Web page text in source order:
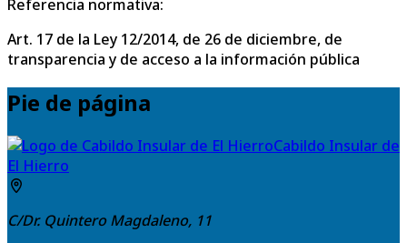
Referencia normativa:
Art. 17 de la Ley 12/2014, de 26 de diciembre, de
transparencia y de acceso a la información pública
Pie de página
Cabildo Insular de
El Hierro
C/Dr. Quintero Magdaleno, 11